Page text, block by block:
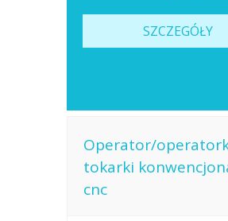
SZCZEGÓŁY
Operator/
tokarki
cnc